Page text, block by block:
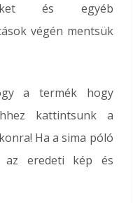
és egyéb
végén mentsük
a termék hogy
kattintsunk a
Ha a sima póló
az eredeti kép és